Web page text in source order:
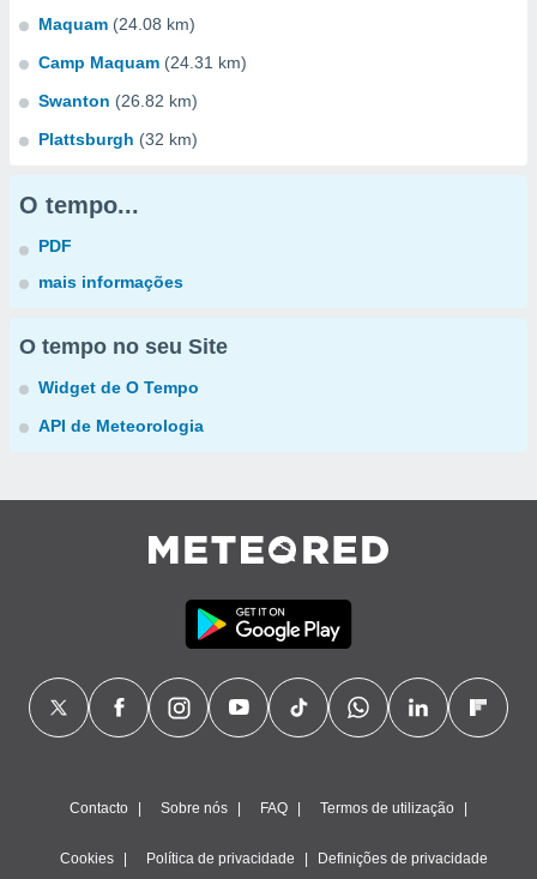
Maquam (24.08 km)
Camp Maquam (24.31 km)
Swanton (26.82 km)
Plattsburgh (32 km)
O tempo...
PDF
mais informações
O tempo no seu Site
Widget de O Tempo
API de Meteorologia
Contacto Sobre nós FAQ Termos de utilização
Cookies Política de privacidade Definições de privacidade